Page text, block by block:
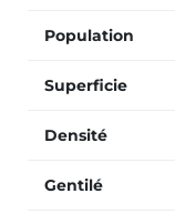
Population
Superficie
Densité
Gentilé